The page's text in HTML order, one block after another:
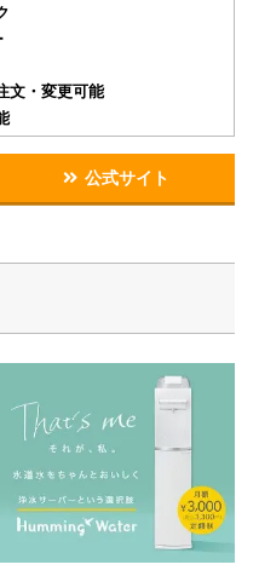
文・変更可能
公式サイト